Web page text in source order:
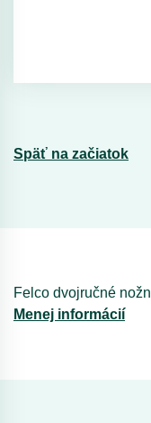
Späť na začiatok
Felco dvojručné
Menej informácií